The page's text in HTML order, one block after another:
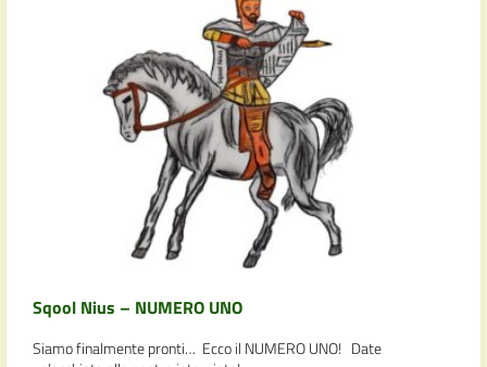
Sqool Nius – NUMERO UNO
Siamo finalmente pronti… Ecco il NUMERO UNO! Date